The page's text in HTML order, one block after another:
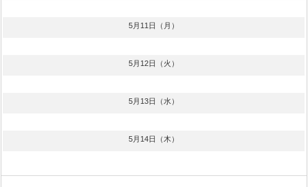
5月11日（月）
5月12日（火）
5月13日（水）
5月14日（木）